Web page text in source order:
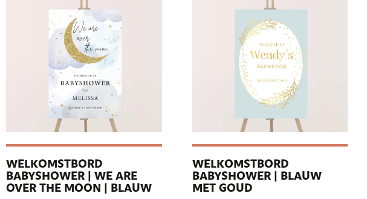
WELKOMSTBORD
BABYSHOWER | WE ARE
OVER THE MOON | BLAUW
WELKOMSTBORD
BABYSHOWER | BLAUW
MET GOUD